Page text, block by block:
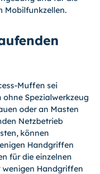
Mobilfunkzellen.
Muffen sei
ohne Spezialwerkzeug
oder an Masten
Netzbetrieb
können
Handgriffen
für die einzelnen
wenigen Handgriffen